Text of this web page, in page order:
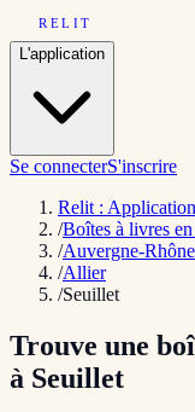
RELIT
L'application
Se connecterS'inscrire
Relit :
/Boîtes à livres
/Auvergne-
/Allier
/Seuillet
Trouve une
à Seuillet